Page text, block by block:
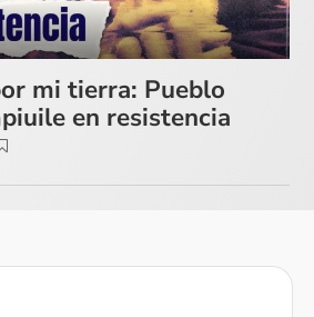
mi tierra: Pueblo
en resistencia